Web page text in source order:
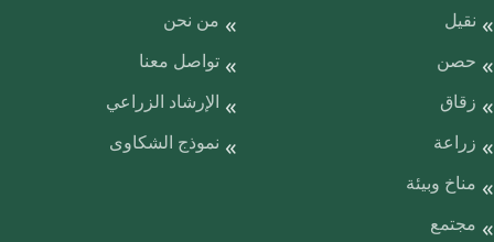
نقيل
حصن
زقاق
زراعة
مناخ وبيئة
مجتمع
من نحن
تواصل معنا
الإرشاد الزراعي
نموذج الشكاوى